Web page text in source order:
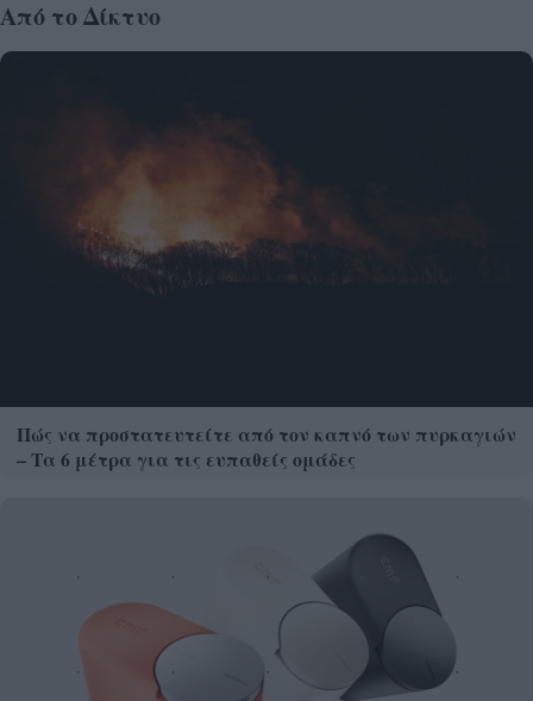
Από το Δίκτυο
Πώς να προστατευτείτε από τον καπνό των πυρκαγιών
– Τα 6 μέτρα για τις ευπαθείς ομάδες